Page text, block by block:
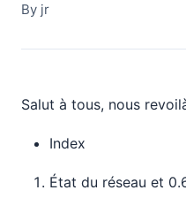
By jr
Salut à tous, nous
Index
État du réseau et